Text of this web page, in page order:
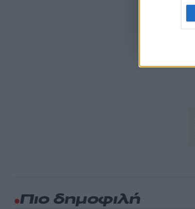
Πιο δημοφιλή